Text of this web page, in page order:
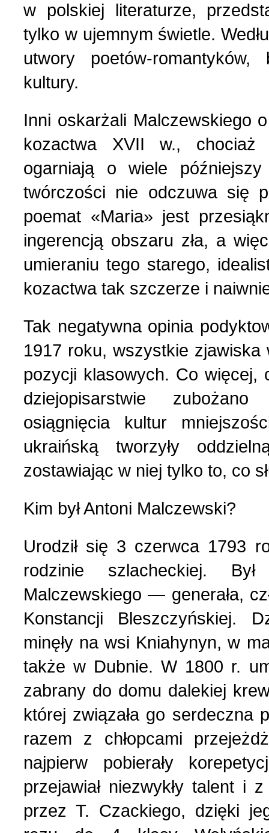
Spotkania (1)
Strona poetycka (1)
Sylwetki znanych ludzi
Szkolnictwo (14)
U naszych sąsiadów (9)
Wojna rosyjsko-
Wybory w Polsce (4)
Wydarzenia (7)
Wydarzenia w Polsce
Wystawy, premiery,
Z Polską i Ukrainą w
Куточок юного
Українська сторінка
w polskiej literaturze,
tylko w ujemnym świetle.
utwory poetów-
kultury.
Inni oskarżali Malczewskiego
kozactwa XVII w., chociaż
ogarniają o wiele
twórczości nie odczuwa się
poemat «Maria» jest
ingerencją obszaru zła, a
umieraniu tego starego,
kozactwa tak szczerze i
Tak negatywna opinia
1917 roku, wszystkie zjawiska
pozycji klasowych. Co więcej,
dziejopisarstwie
osiągnięcia kultur
ukraińską tworzyły
zostawiając w niej tylko to, co
Kim był Antoni Мalczewski?
Urodził się 3 czerwca 1793
rodzinie szlacheckiej.
Маlczewskiego — generała,
Konstancji Bleszczyńskiej.
minęły na wsi Kniahynyn, w
także w Dubnie. W 1800 r.
zabrany do domu dalekiej
której związała go serdeczna
razem z chłopcami
najpierw pobierały
przejawiał niezwykły talent i
przez T. Czackiego, dzięki